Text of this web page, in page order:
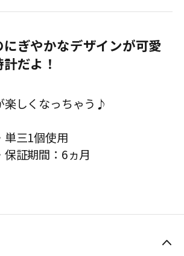
ぎやかなデザインが可愛
だよ！
楽しくなっちゃう♪
三1個使用
証期間：6ヵ月